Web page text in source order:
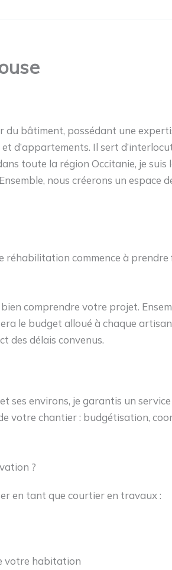
bâtiment, possédant une
d’appartements. Il sert
toute la région Occitanie, je
nous créerons un
réhabilitation commence à
comprendre votre projet.
le budget alloué à chaque
des délais convenus.
ses environs, je garantis un
votre chantier : budgétisation,
?
en tant que courtier en travaux :
votre habitation